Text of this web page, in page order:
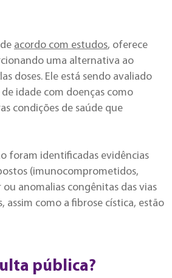
acordo com estudos, oferece
uma alternativa ao
doses. Ele está sendo avaliado
idade com doenças como
condições de saúde que
foram identificadas evidências
(imunocomprometidos,
anomalias congênitas das vias
assim como a fibrose cística, estão
pública?